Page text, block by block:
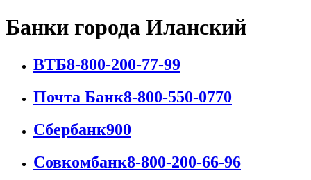
Банки города Иланский
ВТБ8-800-200-77-99
Почта Банк8-800-550-0770
Сбербанк900
Совкомбанк8-800-200-66-96